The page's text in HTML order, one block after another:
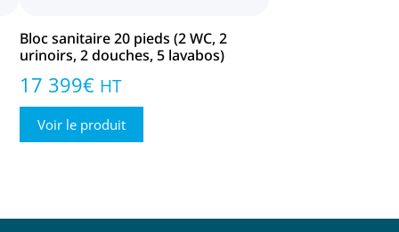
Bloc sanitaire 20 pieds (2 WC, 2
urinoirs, 2 douches, 5 lavabos)
17 399€ HT
Voir le produit